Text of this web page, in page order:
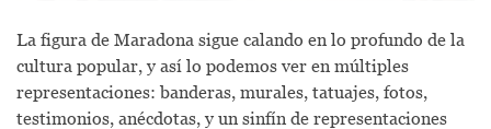
La figura de Maradona sigue calando en lo profundo de la
cultura popular, y así lo podemos ver en múltiples
representaciones: banderas, murales, tatuajes, fotos,
testimonios, anécdotas, y un sinfín de representaciones